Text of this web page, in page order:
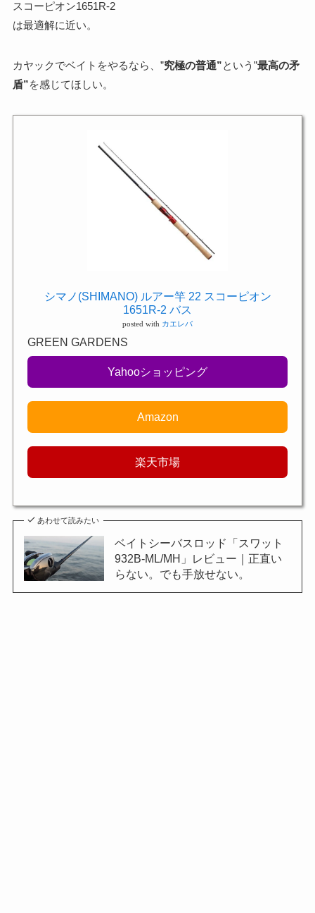
スコーピオン1651R-2
は最適解に近い。
カヤックでベイトをやるなら、”究極の普通”という”最高の矛
盾”を感じてほしい。
シマノ(SHIMANO) ルアー竿 22 スコーピオン
1651R-2 バス
posted with カエレバ
GREEN GARDENS
Yahooショッピング
Amazon
楽天市場
あわせて読みたい
ベイトシーバスロッド「スワット
932B-ML/MH」レビュー｜正直い
らない。でも手放せない。